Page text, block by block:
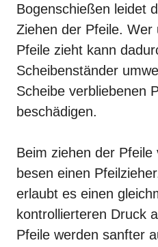
Bogenschießen leidet
Ziehen der Pfeile. Wer
Pfeile zieht kann
Scheibenständer
Scheibe verbliebenen
beschädigen.
Beim ziehen der
besen einen Pfeilzieher
erlaubt es einen
kontrollierteren Druck
Pfeile werden sanfter